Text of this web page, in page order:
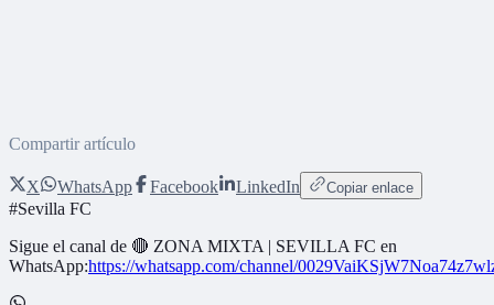
Compartir artículo
X WhatsApp Facebook LinkedIn Copiar enlace
#Sevilla FC
Sigue el canal de 🔴 ZONA MIXTA | SEVILLA FC en
WhatsApp:https://whatsapp.com/channel/